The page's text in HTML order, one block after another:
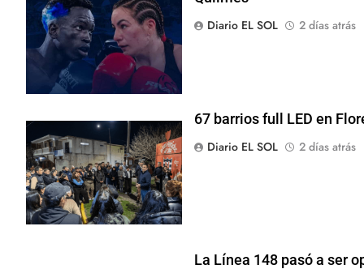
Diario EL SOL
2 días atrás
67 barrios full LED en
Diario EL SOL
2 días atrás
La Línea 148 pasó a ser